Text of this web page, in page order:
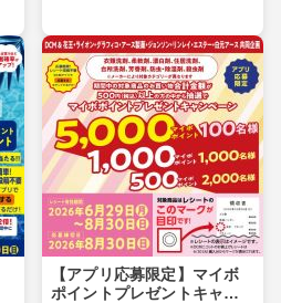
【アプリ応募限定】マイボ
ポイントプレゼントキャン